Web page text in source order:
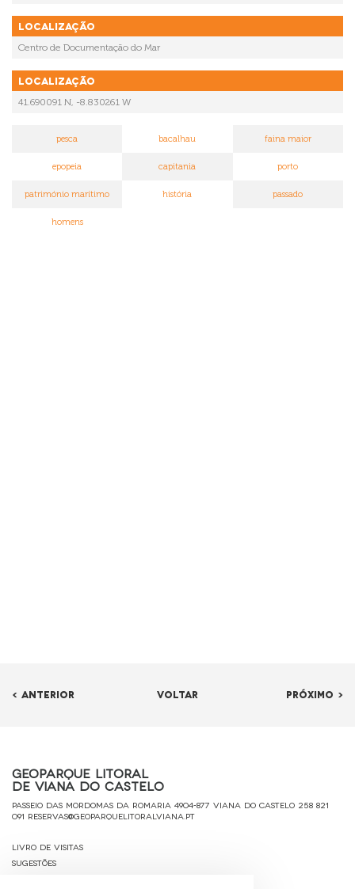
Localização
Centro de Documentação do Mar
Localização
41.690091 N, -8.830261 W
pesca bacalhau faina maior
epopeia capitania porto
património marítimo história passado
homens
< ANTERIOR VOLTAR PRÓXIMO >
Geoparque Litoral
de Viana do Castelo
Passeio das Mordomas da Romaria 4904-877 Viana do Castelo 258 821
091 reservas@geoparquelitoralviana.pt
Livro de Visitas
Sugestões